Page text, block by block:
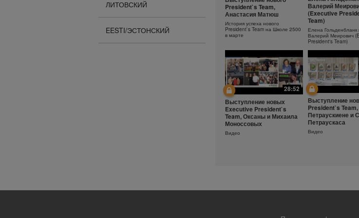
ЛИТОВСКИЙ
EESTI/ЭСТОНСКИЙ
Защита от солнца.
Важность SPF-фактора
Защищающий крем с SPF30
Herbalife SKIN
Ежедневный
увлажняющий
Узнайте больше об
кожей!
President`s Team,
Анастасия Матюш
История успеха нового
President`s Team на Школе 2500
в марте
Валерий
(Executive
Team)
Елена Гольденбланк
Валерий Меирович
President's Team)
28:52
Выступление новых
Executive President`s
Team, Оксаны и Михаила
Моноссовых
Видео
Выступление
President`s
Петраускиене и
Петраускаса
Видео